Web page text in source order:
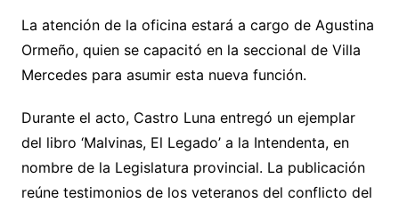
La atención de la oficina estará a cargo de Agustina
Ormeño, quien se capacitó en la seccional de Villa
Mercedes para asumir esta nueva función.
Durante el acto, Castro Luna entregó un ejemplar
del libro ‘Malvinas, El Legado’ a la Intendenta, en
nombre de la Legislatura provincial. La publicación
reúne testimonios de los veteranos del conflicto del